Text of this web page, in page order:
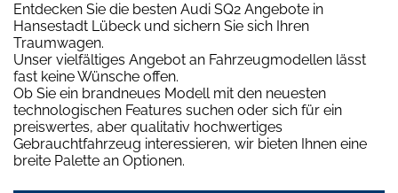
Entdecken Sie die besten Audi SQ2 Angebote in
Hansestadt Lübeck und sichern Sie sich Ihren
Traumwagen.
Unser vielfältiges Angebot an Fahrzeugmodellen lässt
fast keine Wünsche offen.
Ob Sie ein brandneues Modell mit den neuesten
technologischen Features suchen oder sich für ein
preiswertes, aber qualitativ hochwertiges
Gebrauchtfahrzeug interessieren, wir bieten Ihnen eine
breite Palette an Optionen.